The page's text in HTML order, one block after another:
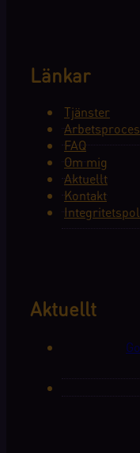
Länkar
Tjänster
FAQ
Om mig
Aktuellt
Kontakt
Aktuellt